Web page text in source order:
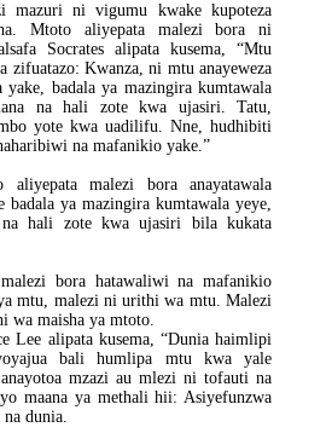
mazuri ni vigumu kwake kupoteza
Mtoto aliyepata malezi bora ni
Socrates alipata kusema, “Mtu
zifuatazo: Kwanza, ni mtu anayeweza
yake, badala ya mazingira kumtawala
na hali zote kwa ujasiri. Tatu,
yote kwa uadilifu. Nne, hudhibiti
na mafanikio yake.”
aliyepata malezi bora anayatawala
badala ya mazingira kumtawala yeye,
na hali zote kwa ujasiri bila kukata
bora hatawaliwi na mafanikio
mtu, malezi ni urithi wa mtu. Malezi
wa maisha ya mtoto.
Lee alipata kusema, “Dunia haimlipi
bali humlipa mtu kwa yale
mzazi au mlezi ni tofauti na
maana ya methali hii: Asiyefunzwa
na dunia.